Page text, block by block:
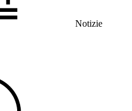
Notizie